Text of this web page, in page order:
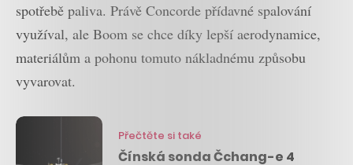
spotřebě paliva. Právě Concorde přídavné spalování
využíval, ale Boom se chce díky lepší aerodynamice,
materiálům a pohonu tomuto nákladnému způsobu
vyvarovat.
Přečtěte si také
Čínská sonda Čchang-e 4